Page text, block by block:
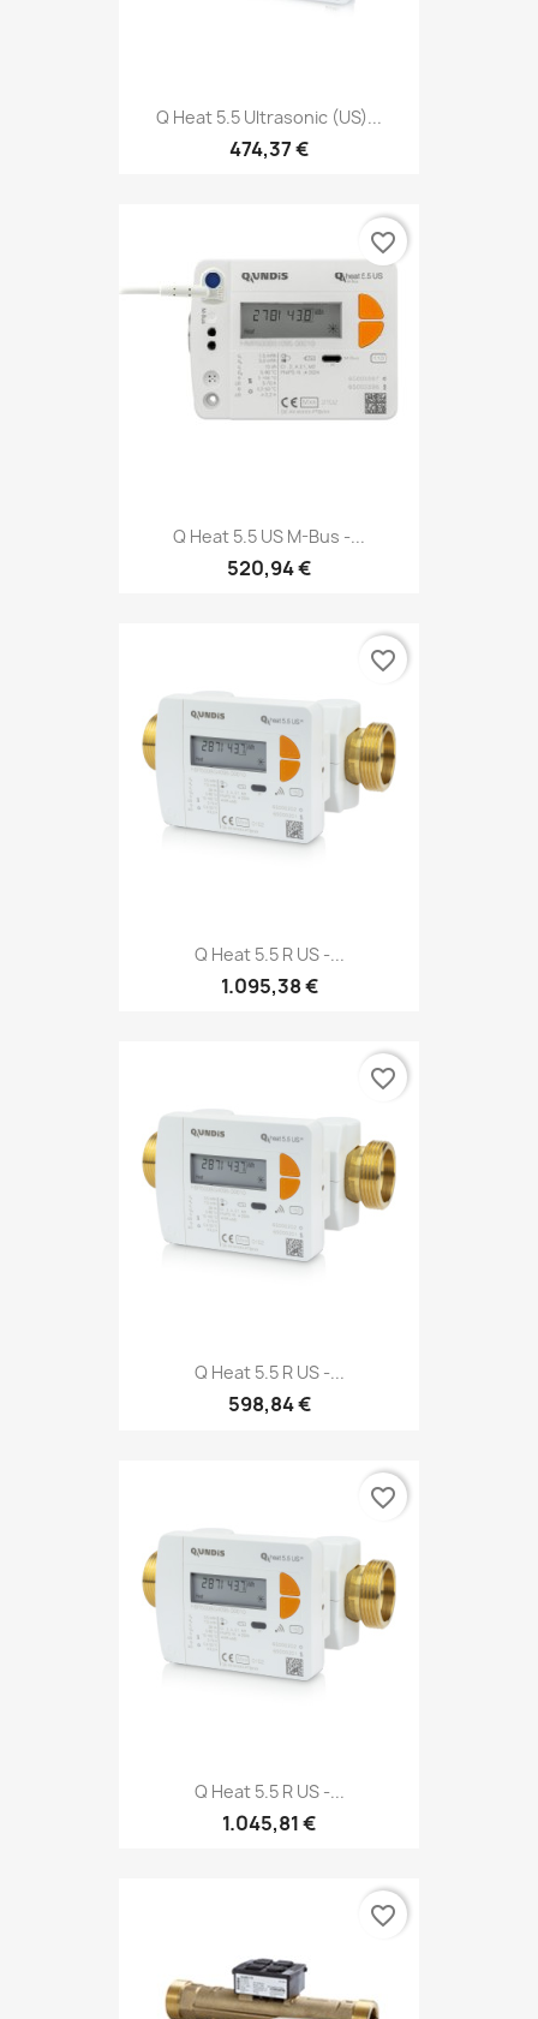
Q Heat 5.5 Ultrasonic (US)...
474,37 €
Q Heat 5.5 US M-Bus -...
520,94 €
favorite_border
Q Heat 5.5 R US -...
1.095,38 €
favorite_border
Q Heat 5.5 R US -...
598,84 €
favorite_border
Q Heat 5.5 R US -...
1.045,81 €
favorite_border
favorite_border